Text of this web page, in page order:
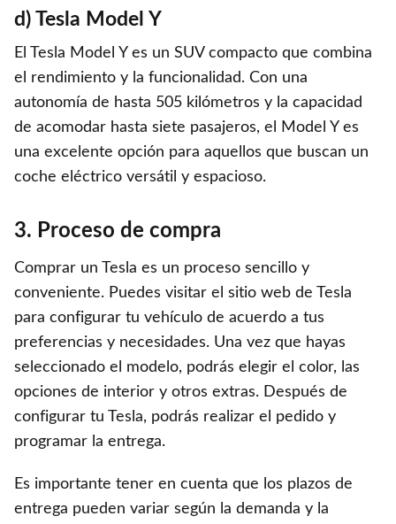
d) Tesla Model Y
El Tesla Model Y es un SUV compacto que combina
el rendimiento y la funcionalidad. Con una
autonomía de hasta 505 kilómetros y la capacidad
de acomodar hasta siete pasajeros, el Model Y es
una excelente opción para aquellos que buscan un
coche eléctrico versátil y espacioso.
3. Proceso de compra
Comprar un Tesla es un proceso sencillo y
conveniente. Puedes visitar el sitio web de Tesla
para configurar tu vehículo de acuerdo a tus
preferencias y necesidades. Una vez que hayas
seleccionado el modelo, podrás elegir el color, las
opciones de interior y otros extras. Después de
configurar tu Tesla, podrás realizar el pedido y
programar la entrega.
Es importante tener en cuenta que los plazos de
entrega pueden variar según la demanda y la